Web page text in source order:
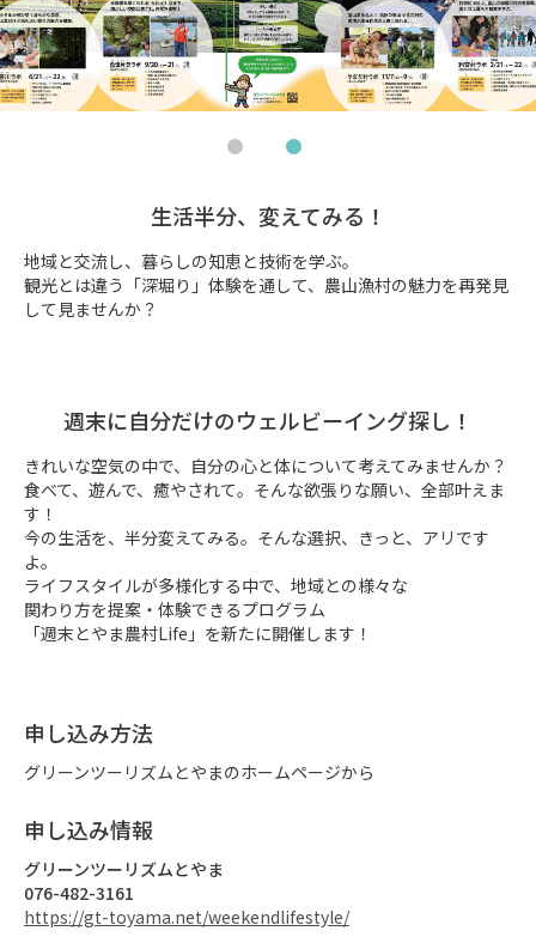
生活半分、変えてみる！
地域と交流し、暮らしの知恵と技術を学ぶ。
観光とは違う「深堀り」体験を通して、農山漁村の魅力を再発見
して見ませんか？
週末に自分だけのウェルビーイング探し！
きれいな空気の中で、自分の心と体について考えてみませんか？
食べて、遊んで、癒やされて。そんな欲張りな願い、全部叶えま
す！
今の生活を、半分変えてみる。そんな選択、きっと、アリです
よ。
ライフスタイルが多様化する中で、地域との様々な
関わり方を提案・体験できるプログラム
「週末とやま農村Life」を新たに開催します！
申し込み方法
グリーンツーリズムとやまのホームページから
申し込み情報
グリーンツーリズムとやま
076-482-3161
https://gt-toyama.net/weekendlifestyle/